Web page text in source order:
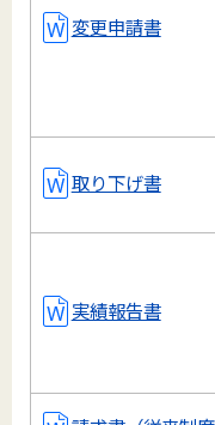
変更申請書
取り下げ書
実績報告書